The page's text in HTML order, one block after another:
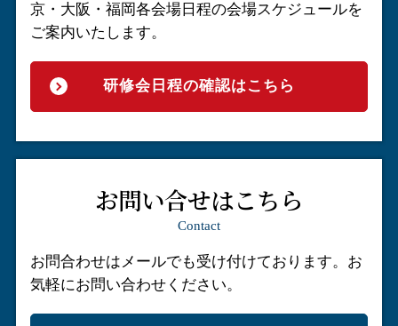
京・大阪・福岡各会場日程の会場スケジュールを
ご案内いたします。
研修会日程の確認はこちら
お問い合せはこちら
Contact
お問合わせはメールでも受け付けております。 お
気軽にお問い合わせください。